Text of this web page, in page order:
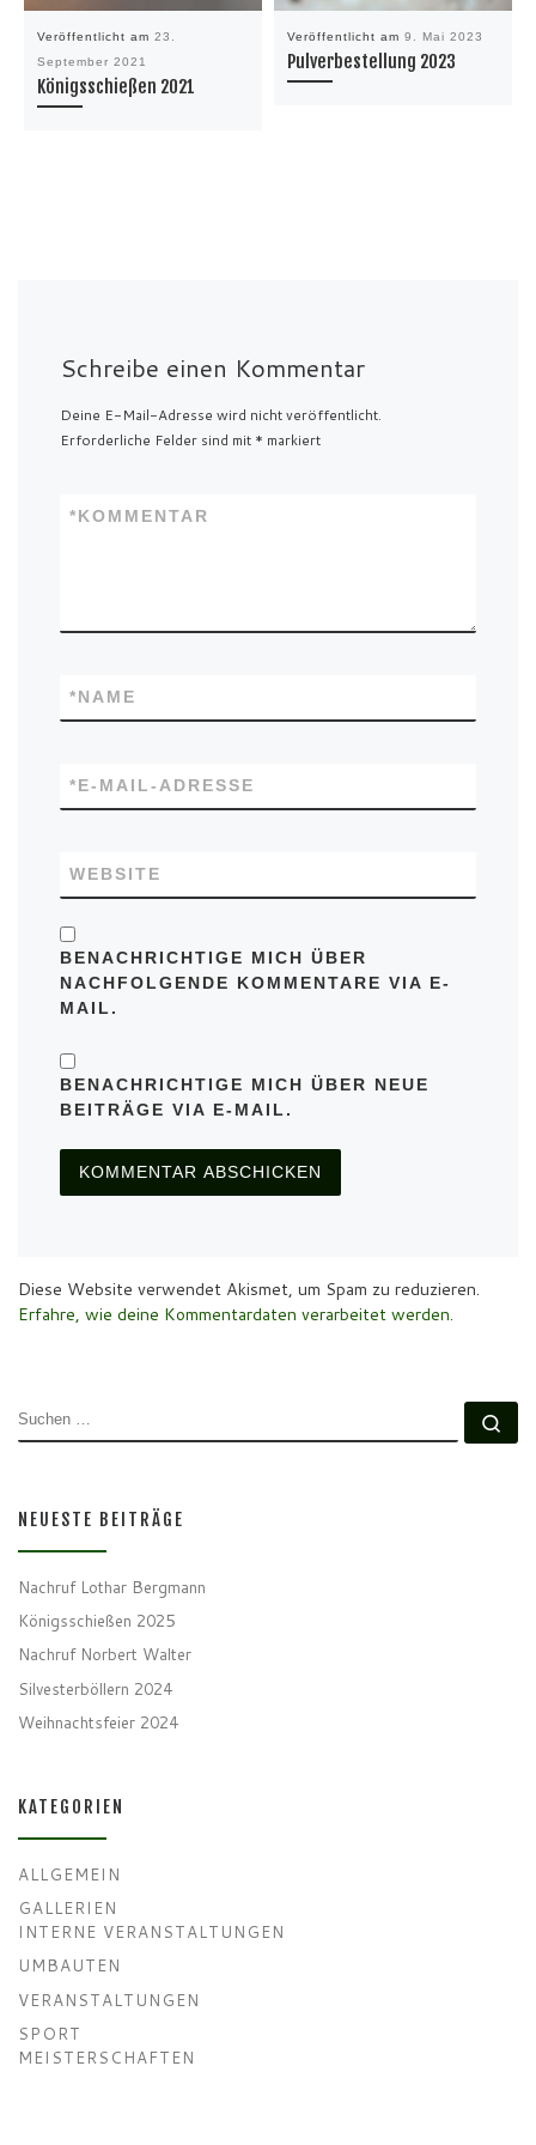
Veröffentlicht am 23.
September 2021
Königsschießen 2021
Veröffentlicht am 9. Mai 2023
Pulverbestellung 2023
Schreibe einen Kommentar
Deine E-Mail-Adresse wird nicht veröffentlicht.
Erforderliche Felder sind mit * markiert
KOMMENTAR
*
NAME
*
E-MAIL-ADRESSE
*
WEBSITE
BENACHRICHTIGE MICH ÜBER
NACHFOLGENDE KOMMENTARE VIA E-
MAIL.
BENACHRICHTIGE MICH ÜBER NEUE
BEITRÄGE VIA E-MAIL.
Diese Website verwendet Akismet, um Spam zu reduzieren.
Erfahre, wie deine Kommentardaten verarbeitet werden.
SUCHE
NEUESTE BEITRÄGE
Nachruf Lothar Bergmann
Königsschießen 2025
Nachruf Norbert Walter
Silvesterböllern 2024
Weihnachtsfeier 2024
KATEGORIEN
ALLGEMEIN
GALLERIEN
INTERNE VERANSTALTUNGEN
UMBAUTEN
VERANSTALTUNGEN
SPORT
MEISTERSCHAFTEN